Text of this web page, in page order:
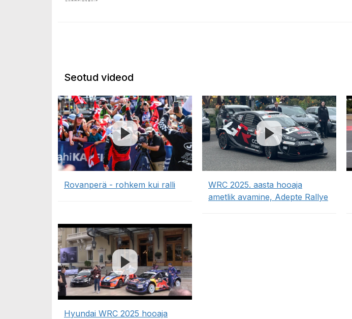
Seotud videod
Rovanperä - rohkem kui ralli
WRC 2025. aasta hooaja
ametlik avamine, Adepte Rallye
Hyundai WRC 2025 hooaja